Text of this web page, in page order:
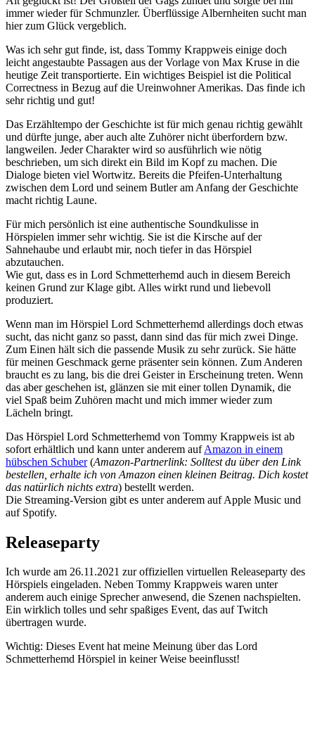
immer wieder für Schmunzler. Überflüssige Albernheiten sucht man
hier zum Glück vergeblich.
Was ich sehr gut finde, ist, dass Tommy Krappweis einige doch
leicht angestaubte Passagen aus der Vorlage von Max Kruse in die
heutige Zeit transportierte. Ein wichtiges Beispiel ist die Political
Correctness in Bezug auf die Ureinwohner Amerikas. Das finde ich
sehr richtig und gut!
Das Erzähltempo der Geschichte ist für mich genau richtig gewählt
und dürfte junge, aber auch alte Zuhörer nicht überfordern bzw.
langweilen. Jeder Charakter wird so ausführlich wie nötig
beschrieben, um sich direkt ein Bild im Kopf zu machen. Die
Dialoge bieten viel Wortwitz. Bereits die Pfeifen-Unterhaltung
zwischen dem Lord und seinem Butler am Anfang der Geschichte
macht richtig Laune.
Für mich persönlich ist eine authentische Soundkulisse in
Hörspielen immer sehr wichtig. Sie ist die Kirsche auf der
Sahnehaube und erlaubt mir, noch tiefer in das Hörspiel
abzutauchen.
Wie gut, dass es in Lord Schmetterhemd auch in diesem Bereich
keinen Grund zur Klage gibt. Alles wirkt rund und liebevoll
produziert.
Wenn man im Hörspiel Lord Schmetterhemd allerdings doch etwas
sucht, das nicht ganz so passt, dann sind das für mich zwei Dinge.
Zum Einen hält sich die passende Musik zu sehr zurück. Sie hätte
für meinen Geschmack gerne präsenter sein können. Zum Anderen
braucht es zu lang, bis die drei Geister in Erscheinung treten. Wenn
das aber geschehen ist, glänzen sie mit einer tollen Dynamik, die
viel Spaß beim Zuhören macht und mich immer wieder zum
Lächeln bringt.
Das Hörspiel Lord Schmetterhemd von Tommy Krappweis ist ab
sofort erhältlich und kann unter anderem aufAmazon in einem
hübschen Schuber(Amazon-Partnerlink: Solltest du über den Link
bestellen, erhalte ich von Amazon einen kleinen Beitrag. Dich kostet
das natürlich nichts extra) bestellt werden.
Die Streaming-Version gibt es unter anderem auf Apple Music und
auf Spotify.
Releaseparty
Ich wurde am 26.11.2021 zur offiziellen virtuellen Releaseparty des
Hörspiels eingeladen. Neben Tommy Krappweis waren unter
anderem auch einige Sprecher anwesend, die Szenen nachspielten.
Ein wirklich tolles und sehr spaßiges Event, das auf Twitch
übertragen wurde.
Wichtig: Dieses Event hat meine Meinung über das Lord
Schmetterhemd Hörspiel in keiner Weise beeinflusst!